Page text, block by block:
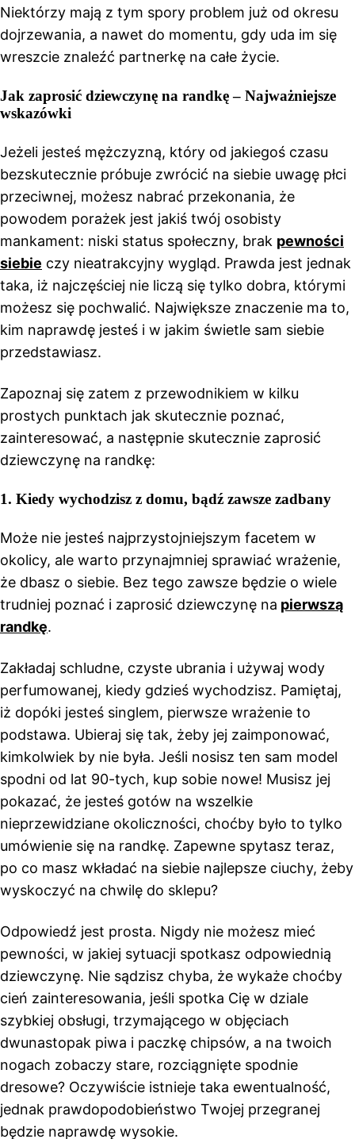
Niektórzy mają z tym spory problem już od okresu
dojrzewania, a nawet do momentu, gdy uda im się
wreszcie znaleźć partnerkę na całe życie.
Jak zaprosić dziewczynę na randkę – Najważniejsze
wskazówki
Jeżeli jesteś mężczyzną, który od jakiegoś czasu
bezskutecznie próbuje zwrócić na siebie uwagę płci
przeciwnej, możesz nabrać przekonania, że
powodem porażek jest jakiś twój osobisty
mankament: niski status społeczny, brak pewności
siebie czy nieatrakcyjny wygląd. Prawda jest jednak
taka, iż najczęściej nie liczą się tylko dobra, którymi
możesz się pochwalić. Największe znaczenie ma to,
kim naprawdę jesteś i w jakim świetle sam siebie
przedstawiasz.
Zapoznaj się zatem z przewodnikiem w kilku
prostych punktach jak skutecznie poznać,
zainteresować, a następnie skutecznie zaprosić
dziewczynę na randkę:
1. Kiedy wychodzisz z domu, bądź zawsze zadbany
Może nie jesteś najprzystojniejszym facetem w
okolicy, ale warto przynajmniej sprawiać wrażenie,
że dbasz o siebie. Bez tego zawsze będzie o wiele
trudniej poznać i zaprosić dziewczynę na pierwszą
randkę.
Zakładaj schludne, czyste ubrania i używaj wody
perfumowanej, kiedy gdzieś wychodzisz. Pamiętaj,
iż dopóki jesteś singlem, pierwsze wrażenie to
podstawa. Ubieraj się tak, żeby jej zaimponować,
kimkolwiek by nie była. Jeśli nosisz ten sam model
spodni od lat 90-tych, kup sobie nowe! Musisz jej
pokazać, że jesteś gotów na wszelkie
nieprzewidziane okoliczności, choćby było to tylko
umówienie się na randkę. Zapewne spytasz teraz,
po co masz wkładać na siebie najlepsze ciuchy, żeby
wyskoczyć na chwilę do sklepu?
Odpowiedź jest prosta. Nigdy nie możesz mieć
pewności, w jakiej sytuacji spotkasz odpowiednią
dziewczynę. Nie sądzisz chyba, że wykaże choćby
cień zainteresowania, jeśli spotka Cię w dziale
szybkiej obsługi, trzymającego w objęciach
dwunastopak piwa i paczkę chipsów, a na twoich
nogach zobaczy stare, rozciągnięte spodnie
dresowe? Oczywiście istnieje taka ewentualność,
jednak prawdopodobieństwo Twojej przegranej
będzie naprawdę wysokie.